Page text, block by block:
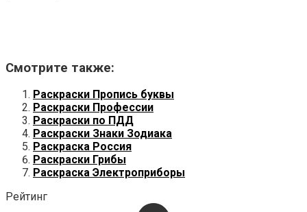
Смотрите также:
Раскраски Пропись буквы
Раскраски Профессии
Раскраски по ПДД
Раскраски Знаки Зодиака
Раскраска Россия
Раскраски Грибы
Раскраска Электроприборы
Рейтинг